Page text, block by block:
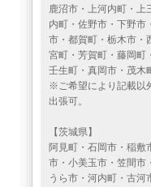
鹿沼市・上河内町・上
内町・佐野市・下野市
市・都賀町・栃木市・
宮町・芳賀町・藤岡町
壬生町・真岡市・茂木
※ご希望により記載以
出張可。
【茨城県】
阿見町・石岡市・稲敷
市・小美玉市・笠間市
うら市・河内町・古河